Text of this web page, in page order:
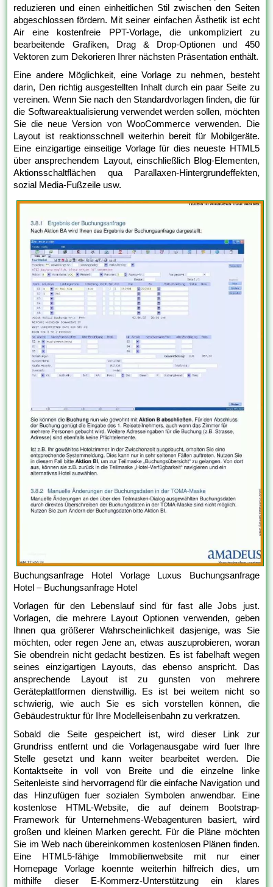
reduzieren und einen einheitlichen Stil zwischen den Seiten
abgeschlossen fördern. Mit seiner einfachen Ästhetik ist echt
Air eine kostenfreie PPT-Vorlage, die unkompliziert zu
bearbeitende Grafiken, Drag & Drop-Optionen und 450
Vektoren zum Dekorieren Ihrer nächsten Präsentation enthält.
Eine andere Möglichkeit, eine Vorlage zu nehmen, besteht
darin, Den richtig ausgestellten Inhalt durch ein paar Seite zu
vereinen. Wenn Sie nach den Standardvorlagen finden, die für
die Softwareaktualisierung verwendet werden sollen, möchten
Sie die neue Version von WooCommerce verwenden. Die
Layout ist reaktionsschnell weiterhin bereit für Mobilgeräte.
Eine einzigartige einseitige Vorlage für dies neueste HTML5
über ansprechendem Layout, einschließlich Blog-Elementen,
Aktionsschaltflächen qua Parallaxen-Hintergrundeffekten,
sozial Media-Fußzeile usw.
Buchungsanfrage Hotel Vorlage Luxus Buchungsanfrage
Hotel – Buchungsanfrage Hotel
Vorlagen für den Lebenslauf sind für fast alle Jobs just.
Vorlagen, die mehrere Layout Optionen verwenden, geben
Ihnen qua größerer Wahrscheinlichkeit dasjenige, was Sie
möchten, oder regen Jene an, etwas auszuprobieren, woran
Sie obendrein nicht gedacht bestizen. Es ist fabelhaft wegen
seines einzigartigen Layouts, das ebenso anspricht. Das
ansprechende Layout ist zu gunsten von mehrere
Geräteplattformen dienstwillig. Es ist bei weitem nicht so
schwierig, wie auch Sie es sich vorstellen können, die
Gebäudestruktur für Ihre Modelleisenbahn zu verkratzen.
Sobald die Seite gespeichert ist, wird dieser Link zur
Grundriss entfernt und die Vorlagenausgabe wird fuer Ihre
Stelle gesetzt und kann weiter bearbeitet werden. Die
Kontaktseite in voll von Breite und die einzelne linke
Seitenleiste sind hervorragend für die einfache Navigation und
das Hinzufügen fuer sozialen Symbolen anwendbar. Eine
kostenlose HTML-Website, die auf deinem Bootstrap-
Framework für Unternehmens-Webagenturen basiert, wird
großen und kleinen Marken gerecht. Für die Pläne möchten
Sie im Web nach übereinkommen kostenlosen Plänen finden.
Eine HTML5-fähige Immobilienwebsite mit nur einer
Homepage Vorlage koennte weiterhin hilfreich dies, um
mithilfe dieser E-Kommerz-Unterstützung ein klares